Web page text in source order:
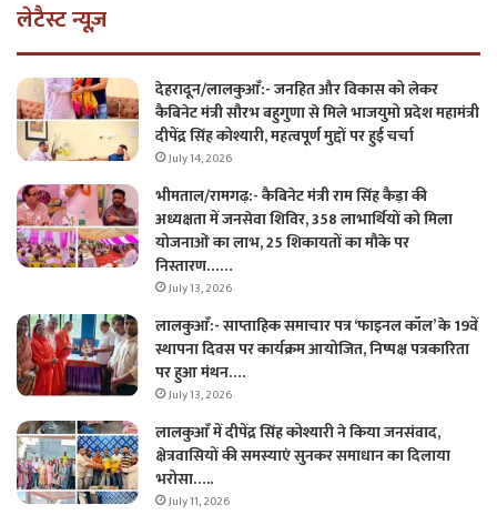
लेटैस्ट न्यूज़
देहरादून/लालकुआँ:- जनहित और विकास को लेकर
कैबिनेट मंत्री सौरभ बहुगुणा से मिले भाजयुमो प्रदेश महामंत्री
दीपेंद्र सिंह कोश्यारी, महत्वपूर्ण मुद्दों पर हुई चर्चा
July 14, 2026
भीमताल/रामगढ़:- कैबिनेट मंत्री राम सिंह कैड़ा की
अध्यक्षता में जनसेवा शिविर, 358 लाभार्थियों को मिला
योजनाओं का लाभ, 25 शिकायतों का मौके पर
निस्तारण……
July 13, 2026
लालकुआँ:- साप्ताहिक समाचार पत्र ‘फाइनल कॉल’ के 19वें
स्थापना दिवस पर कार्यक्रम आयोजित, निष्पक्ष पत्रकारिता
पर हुआ मंथन….
July 13, 2026
लालकुआँ में दीपेंद्र सिंह कोश्यारी ने किया जनसंवाद,
क्षेत्रवासियों की समस्याएं सुनकर समाधान का दिलाया
भरोसा…..
July 11, 2026